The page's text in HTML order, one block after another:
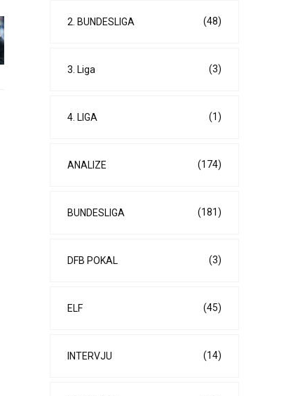
2. BUNDESLIGA (48)
3. Liga (3)
4. LIGA (1)
ANALIZE (174)
BUNDESLIGA (181)
DFB POKAL (3)
ELF (45)
INTERVJU (14)